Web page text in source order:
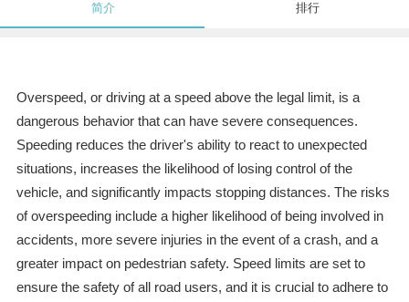
简介 排行
Overspeed, or driving at a speed above the legal limit, is a
dangerous behavior that can have severe consequences.
Speeding reduces the driver's ability to react to unexpected
situations, increases the likelihood of losing control of the
vehicle, and significantly impacts stopping distances. The risks
of overspeeding include a higher likelihood of being involved in
accidents, more severe injuries in the event of a crash, and a
greater impact on pedestrian safety. Speed limits are set to
ensure the safety of all road users, and it is crucial to adhere to